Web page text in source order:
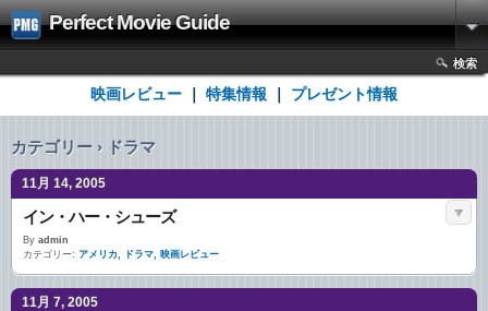
Perfect Movie Guide
検索
映画レビュー 特集情報 プレゼント情報
カテゴリー › ドラマ
11月 14, 2005
イン・ハー・シューズ
By admin
カテゴリー: アメリカ, ドラマ, 映画レビュー
11月 7, 2005